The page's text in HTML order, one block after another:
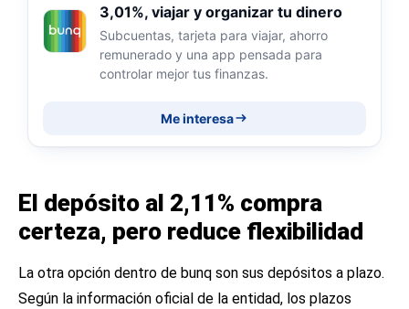
3,01%, viajar y organizar tu dinero
Subcuentas, tarjeta para viajar, ahorro
remunerado y una app pensada para
controlar mejor tus finanzas.
Me interesa
El depósito al 2,11% compra
certeza, pero reduce flexibilidad
La otra opción dentro de bunq son sus depósitos a plazo.
Según la información oficial de la entidad, los plazos